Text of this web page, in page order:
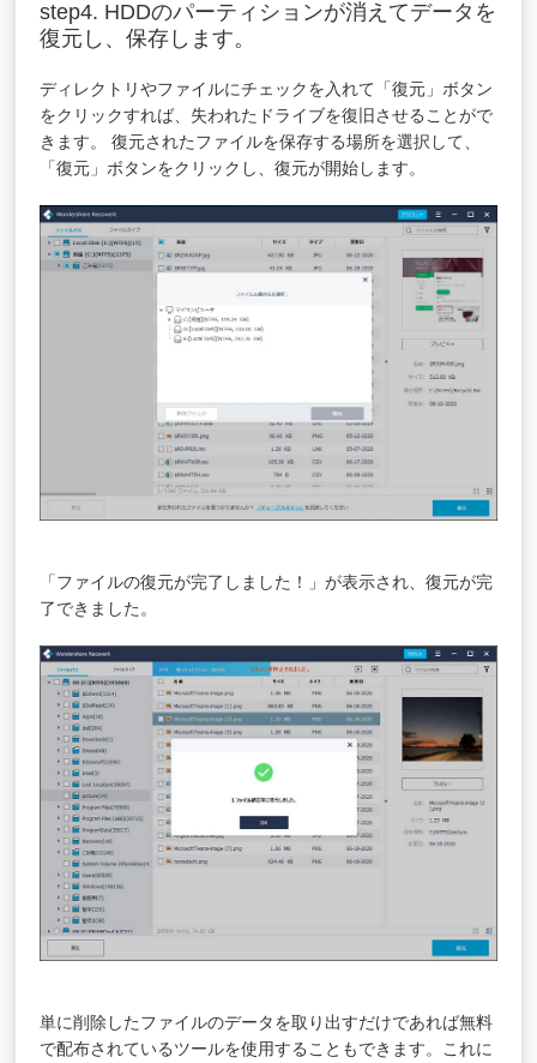
step4. HDDのパーティションが消えてデータを
復元し、保存します。
ディレクトリやファイルにチェックを入れて「復元」ボタン
をクリックすれば、失われたドライブを復旧させることがで
きます。 復元されたファイルを保存する場所を選択して、
「復元」ボタンをクリックし、復元が開始します。
「ファイルの復元が完了しました！」が表示され、復元が完
了できました。
単に削除したファイルのデータを取り出すだけであれば無料
で配布されているツールを使用することもできます。これに